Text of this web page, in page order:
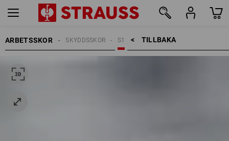
ARBETSSKOR TILLBAKA    >
S1
SKYDDSSKOR